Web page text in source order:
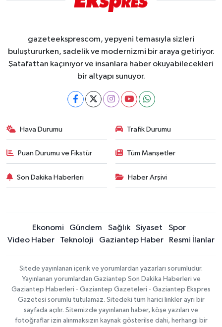
gazeteeksprescom, yepyeni temasıyla sizleri
buluştururken, sadelik ve modernizmi bir araya getiriyor.
Şatafattan kaçınıyor ve insanlara haber okuyabilecekleri
bir altyapı sunuyor.
Hava Durumu Trafik Durumu
Puan Durumu ve Fikstür Tüm Manşetler
Son Dakika Haberleri Haber Arşivi
Ekonomi Gündem Sağlık Siyaset
Spor
Video Haber
Teknoloji Gaziantep Haber Resmi İlanlar
Sitede yayınlanan içerik ve yorumlardan yazarları sorumludur.
Yayınlanan yorumlardan Gaziantep Son Dakika Haberleri ve
Gaziantep Haberleri - Gaziantep Gazeteleri - Gaziantep Ekspres
Gazetesi sorumlu tutulamaz. Sitedeki tüm harici linkler ayrı bir
sayfada açılır. Sitemizde yayınlanan haber, köşe yazıları ve
fotoğraflar izin alınmaksızın kaynak gösterilse dahi, herhangi bir